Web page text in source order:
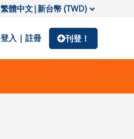
繁體中文|新台幣 (TWD)
登入 | 註冊 刊登！